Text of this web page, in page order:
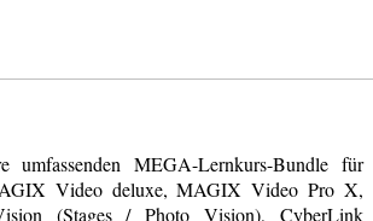
umfassenden MEGA-Lernkurs-Bundle für
Video deluxe, MAGIX Video Pro X,
(Stages / Photo Vision), CyberLink